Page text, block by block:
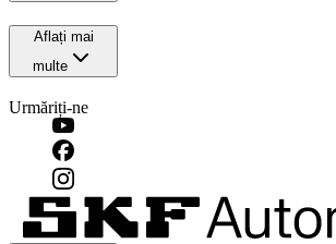
Aflați mai
multe
Urmăriți-ne